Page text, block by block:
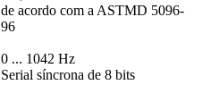
de acordo com a ASTMD 5096-
96
0 ... 1042 Hz
Serial síncrona de 8 bits